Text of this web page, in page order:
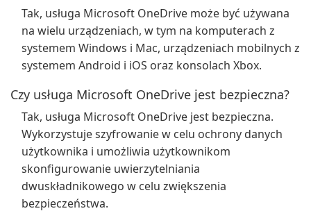
Tak, usługa Microsoft OneDrive może być używana
na wielu urządzeniach, w tym na komputerach z
systemem Windows i Mac, urządzeniach mobilnych z
systemem Android i iOS oraz konsolach Xbox.
Czy usługa Microsoft OneDrive jest bezpieczna?
Tak, usługa Microsoft OneDrive jest bezpieczna.
Wykorzystuje szyfrowanie w celu ochrony danych
użytkownika i umożliwia użytkownikom
skonfigurowanie uwierzytelniania
dwuskładnikowego w celu zwiększenia
bezpieczeństwa.